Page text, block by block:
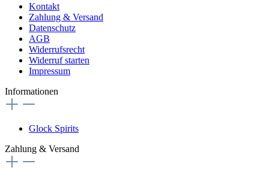
Kontakt
Zahlung & Versand
Datenschutz
AGB
Widerrufsrecht
Widerruf starten
Impressum
Informationen
Glock Spirits
Zahlung & Versand